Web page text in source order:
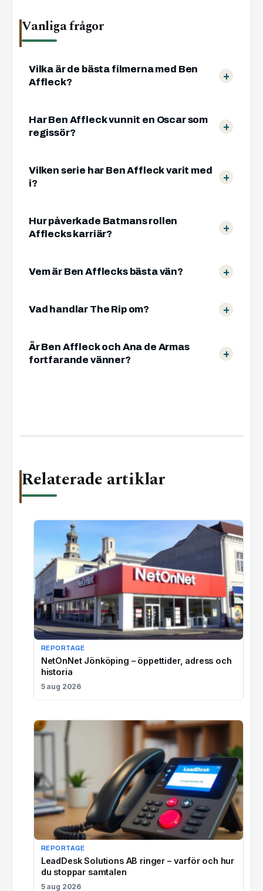
Vanliga frågor
Vilka är de bästa filmerna med Ben
Affleck?
Har Ben Affleck vunnit en Oscar som
regissör?
Vilken serie har Ben Affleck varit med
i?
Hur påverkade Batmans rollen
Afflecks karriär?
Vem är Ben Afflecks bästa vän?
Vad handlar The Rip om?
Är Ben Affleck och Ana de Armas
fortfarande vänner?
Relaterade artiklar
REPORTAGE
NetOnNet Jönköping – öppettider, adress och
historia
5 aug 2026
REPORTAGE
LeadDesk Solutions AB ringer – varför och hur
du stoppar samtalen
5 aug 2026